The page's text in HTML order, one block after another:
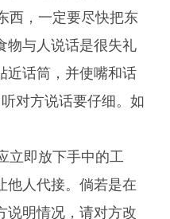
西，一定要尽快把东
物与人说话是很失礼
近话筒，并使嘴和话
对方说话要仔细。如
立即放下手中的工
他人代接。倘若是在
说明情况，请对方改